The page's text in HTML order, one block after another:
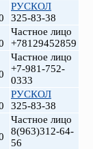
РУСКОЛ
325-83-38
Частное лицо
+78129452859
Частное лицо
+7-981-752-
0333
РУСКОЛ
325-83-38
Частное лицо
8(963)312-64-
56